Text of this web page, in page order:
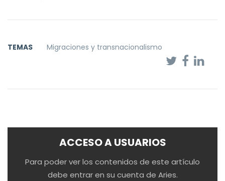
TEMAS Migraciones y transnacionalismo
ACCESO A USUARIOS
Para poder ver los contenidos de este artículo
debe entrar en su cuenta de Aries.